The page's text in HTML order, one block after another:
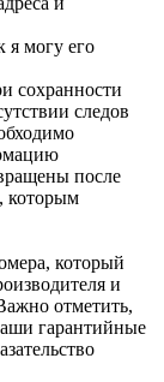
я могу его
сохранности
следов
после
которым
который
и
отметить,
гарантийные